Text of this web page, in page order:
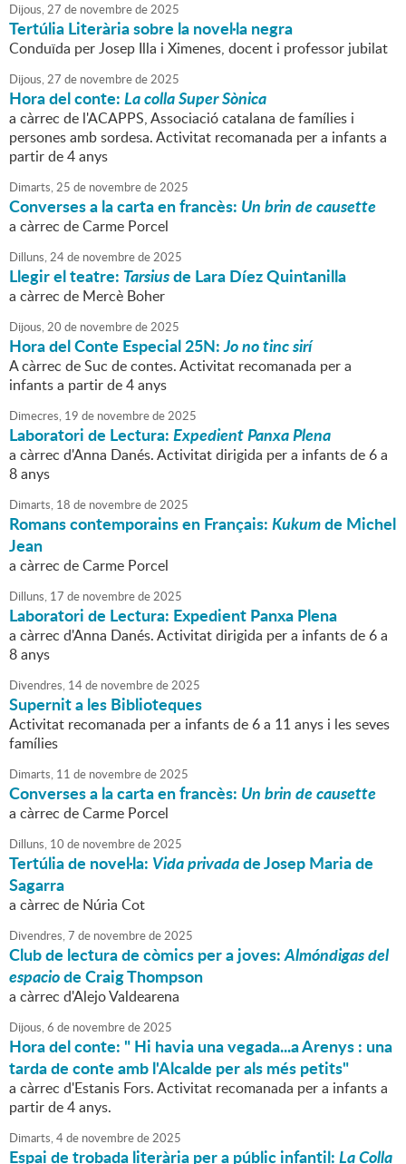
Dijous,27 de novembrede2025
Tertúlia Literària sobre la novel·la negra
Conduïda per Josep Illa i Ximenes, docent i professor jubilat
Dijous,27 de novembrede2025
Hora del conte:La colla Super Sònica
a càrrec de l'ACAPPS, Associació catalana de famílies i
persones amb sordesa. Activitat recomanada per a infants a
partir de 4 anys
Dimarts,25 de novembrede2025
Converses a la carta en francès: Un brin de causette
a càrrec de Carme Porcel
Dilluns,24de novembrede2025
Llegir el teatre: Tarsiusde Lara Díez Quintanilla
a càrrec de Mercè Boher
Dijous,20 de novembrede2025
Hora del Conte Especial 25N:Jo no tinc sirí
A càrrec de Suc de contes. Activitat recomanada per a
infants a partir de 4 anys
Dimecres, 19 de novembrede2025
Laboratori de Lectura:Expedient Panxa Plena
a càrrec d'Anna Danés. Activitat dirigida per a infants de 6 a
8 anys
Dimarts, 18 de novembrede2025
Romans contemporains en Français:Kukumde Michel
Jean
a càrrec de Carme Porcel
Dilluns, 17 de novembrede2025
Laboratori de Lectura: Expedient Panxa Plena
a càrrec d'Anna Danés. Activitat dirigida per a infants de 6 a
8 anys
Divendres, 14de novembrede2025
Supernit a les Biblioteques
Activitat recomanada per a infants de 6 a 11 anys i les seves
famílies
Dimarts, 11 de novembrede2025
Converses a la carta en francès: Un brin de causette
a càrrec de Carme Porcel
Dilluns, 10 de novembrede2025
Tertúlia de novel·la: Vida privadade Josep Maria de
Sagarra
a càrrec de Núria Cot
Divendres,7 de novembrede2025
Club de lectura de còmics per a joves:Almóndigas del
espaciode Craig Thompson
a càrrec d'Alejo Valdearena
Dijous,6 de novembrede2025
Hora del conte: " Hi havia una vegada...a Arenys : una
tarda de conte amb l'Alcalde per als més petits"
a càrrec d'Estanis Fors. Activitat recomanada per a infants a
partir de 4 anys.
Dimarts,4de novembrede2025
Espai de trobada literària per a públic infantil:La Colla